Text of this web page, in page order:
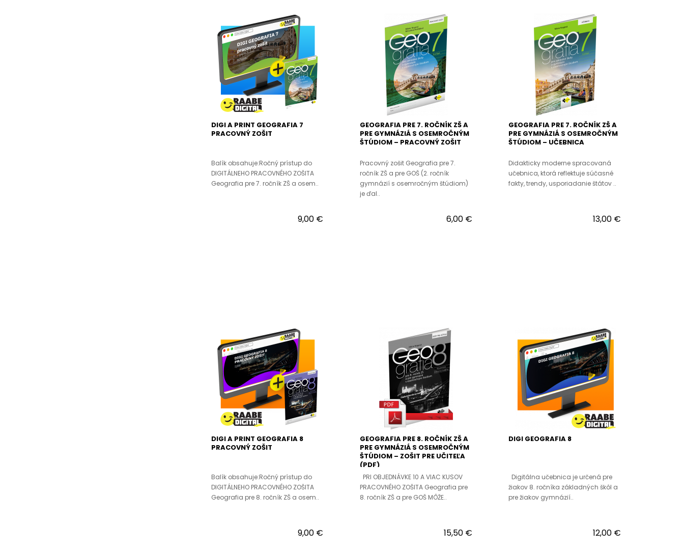
DIGI A PRINT GEOGRAFIA 7
PRACOVNÝ ZOŠIT
Balík obsahuje:Ročný prístup do
DIGITÁLNEHO PRACOVNÉHO ZOŠITA
Geografia pre 7. ročník ZŠ a osem..
9,00 €
GEOGRAFIA PRE 7. ROČNÍK ZŠ A
PRE GYMNÁZIÁ S OSEMROČNÝM
ŠTÚDIOM – PRACOVNÝ ZOŠIT
Pracovný zošit Geografia pre 7.
ročník ZŠ a pre GOŠ (2. ročník
gymnázií s osemročným štúdiom)
je ďal..
6,00 €
GEOGRAFIA PRE 7. ROČNÍK ZŠ A
PRE GYMNÁZIÁ S OSEMROČNÝM
ŠTÚDIOM – UČEBNICA
Didakticky moderne spracovaná
učebnica, ktorá reflektuje súčasné
fakty, trendy, usporiadanie štátov ..
13,00 €
DIGI A PRINT GEOGRAFIA 8
PRACOVNÝ ZOŠIT
Balík obsahuje:Ročný prístup do
DIGITÁLNEHO PRACOVNÉHO ZOŠITA
Geografia pre 8. ročník ZŠ a osem..
9,00 €
GEOGRAFIA PRE 8. ROČNÍK ZŠ A
PRE GYMNÁZIÁ S OSEMROČNÝM
ŠTÚDIOM – ZOŠIT PRE UČITEĽA
(PDF)
PRI OBJEDNÁVKE 10 A VIAC KUSOV
PRACOVNÉHO ZOŠITA Geografia pre
8. ročník ZŠ a pre GOŠ MÔŽE..
15,50 €
DIGI GEOGRAFIA 8
Digitálna učebnica je určená pre
žiakov 8. ročníka základných škôl a
pre žiakov gymnázií..
12,00 €